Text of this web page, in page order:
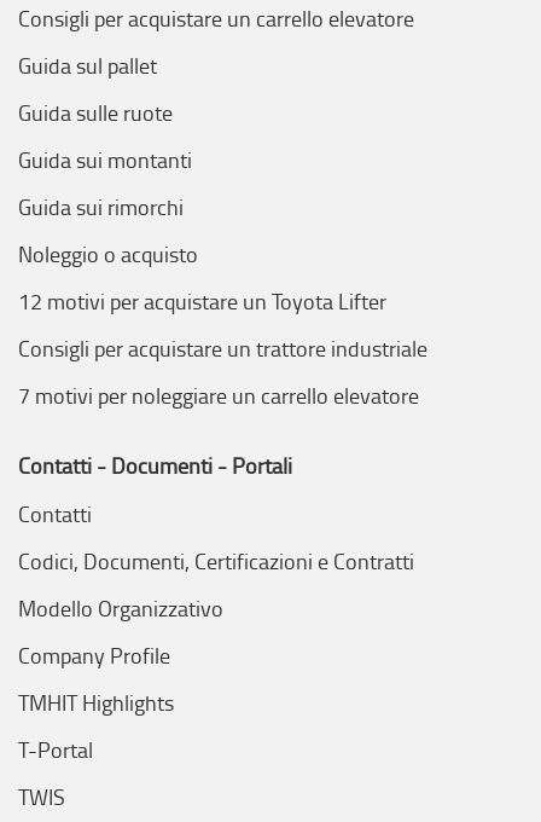
Consigli per acquistare un carrello elevatore
Guida sul pallet
Guida sulle ruote
Guida sui montanti
Guida sui rimorchi
Noleggio o acquisto
12 motivi per acquistare un Toyota Lifter
Consigli per acquistare un trattore industriale
7 motivi per noleggiare un carrello elevatore
Contatti - Documenti - Portali
Contatti
Codici, Documenti, Certificazioni e Contratti
Modello Organizzativo
Company Profile
TMHIT Highlights
T-Portal
TWIS